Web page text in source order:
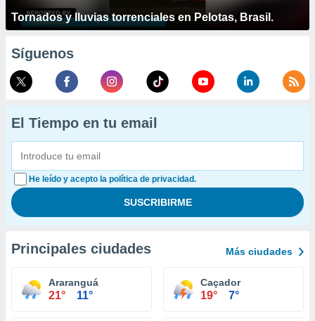
Tornados y lluvias torrenciales en Pelotas, Brasil.
Síguenos
El Tiempo en tu email
He leído y acepto la política de privacidad.
Principales ciudades Más ciudades
Araranguá
21° 11°
Caçador
19° 7°